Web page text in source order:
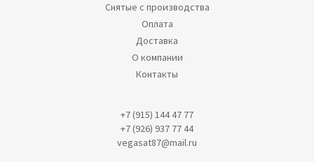
Снятые с производства
Оплата
Доставка
О компании
Контакты
+7 (915) 144 47 77
+7 (926) 937 77 44
vegasat87@mail.ru